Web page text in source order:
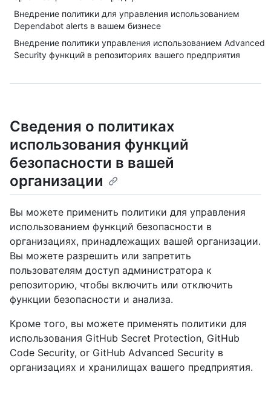
Внедрение политики для управления использованием
Dependabot alerts в вашем бизнесе
Внедрение политики управления использованием Advanced
Security функций в репозиториях вашего предприятия
Сведения о политиках
использования функций
безопасности в вашей
организации
Вы можете применить политики для управления
использованием функций безопасности в
организациях, принадлежащих вашей организации.
Вы можете разрешить или запретить
пользователям доступ администратора к
репозиторию, чтобы включить или отключить
функции безопасности и анализа.
Кроме того, вы можете применять политики для
использования GitHub Secret Protection, GitHub
Code Security, or GitHub Advanced Security в
организациях и хранилищах вашего предприятия.